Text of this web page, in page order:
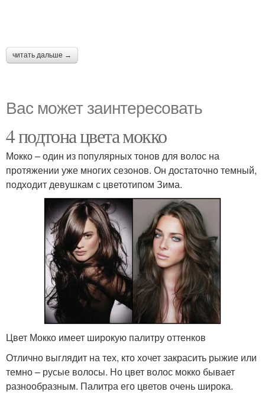
читать дальше →
Вас может заинтересовать
4 подтона цвета мокко
Мокко – один из популярных тонов для волос на
протяжении уже многих сезонов. Он достаточно темный,
подходит девушкам с цветотипом Зима.
Цвет Мокко имеет широкую палитру оттенков
Отлично выглядит на тех, кто хочет закрасить рыжие или
темно – русые волосы. Но цвет волос мокко бывает
разнообразным. Палитра его цветов очень широка.